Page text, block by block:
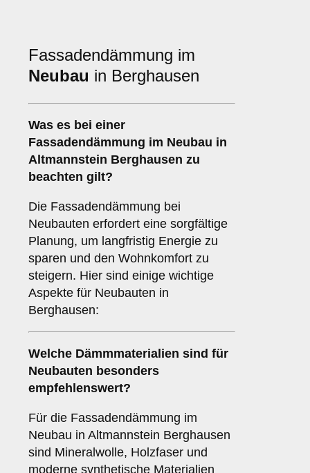
Fassadendämmung im
Neubau in Berghausen
Was es bei einer
Fassadendämmung im Neubau in
Altmannstein Berghausen zu
beachten gilt?
Die Fassadendämmung bei
Neubauten erfordert eine sorgfältige
Planung, um langfristig Energie zu
sparen und den Wohnkomfort zu
steigern. Hier sind einige wichtige
Aspekte für Neubauten in
Berghausen:
Welche Dämmmaterialien sind für
Neubauten besonders
empfehlenswert?
Für die Fassadendämmung im
Neubau in Altmannstein Berghausen
sind Mineralwolle, Holzfaser und
moderne synthetische Materialien